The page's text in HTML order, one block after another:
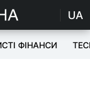
UA
ФІНАНСИ